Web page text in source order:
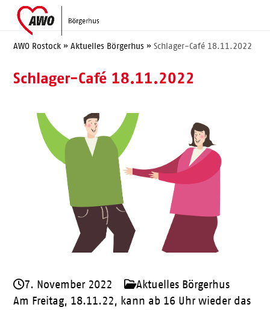
Skip
content
Open
mobile
menu
Close
mobile
menu
AWO Rostock »Aktuelles Börgerhus »Schlager-Café 18.11.2022
Schlager-Café 18.11.2022
7. November 2022
Aktuelles Börgerhus
Am Freitag, 18.11.22, kann ab 16 Uhr wieder das